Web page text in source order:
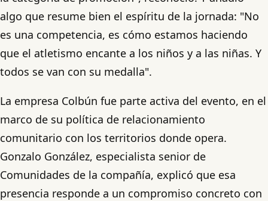
algo que resume bien el espíritu de la jornada: "No
es una competencia, es cómo estamos haciendo
que el atletismo encante a los niños y a las niñas. Y
todos se van con su medalla".
La empresa Colbún fue parte activa del evento, en el
marco de su política de relacionamiento
comunitario con los territorios donde opera.
Gonzalo González, especialista senior de
Comunidades de la compañía, explicó que esa
presencia responde a un compromiso concreto con